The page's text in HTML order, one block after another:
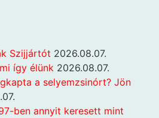
Szijjártót 2026.08.07.
így élünk 2026.08.07.
a selyemzsinórt? Jön
ben annyit keresett mint